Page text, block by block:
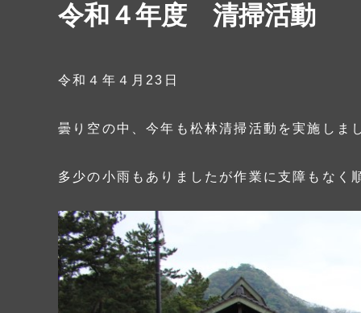
令和４年度 清掃活動
令和４年４月23日
曇り空の中、今年も松林清掃活動を実施しま
多少の小雨もありましたが作業に支障もなく